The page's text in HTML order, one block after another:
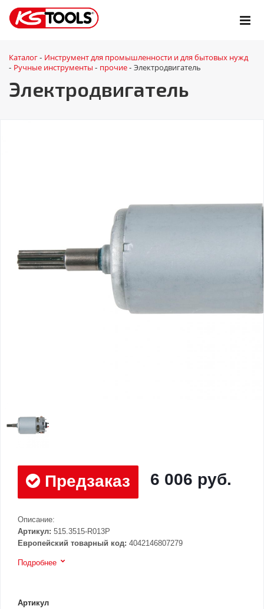
Каталог - Инструмент для промышленности и для бытовых нужд
- Ручные инструменты - прочие - Электродвигатель
Электродвигатель
Предзаказ 6 006 руб.
Описание:
Артикул: 515.3515-R013P
Европейский товарный код: 4042146807279
Подробнее
Артикул